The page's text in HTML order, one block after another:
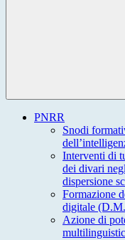
PNRR
Snodi
Interventi di
dei divari
dispersione
Formazione
digitale
Azione di